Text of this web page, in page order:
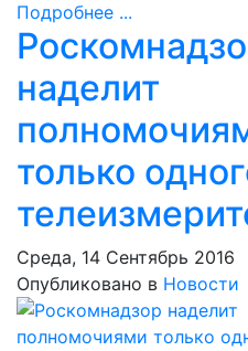
Подробнее ...
наделит
только
Среда, 14 Сентябрь 2016
Опубликовано в Новости